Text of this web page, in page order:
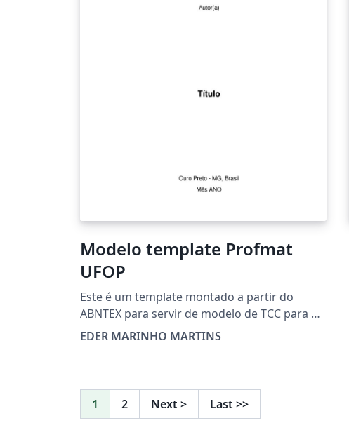
Modelo template Profmat
UFOP
Este é um template montado a partir do
ABNTEX para servir de modelo de TCC para o
Profmat UFOP. Naturalmente pode ser
EDER MARINHO MARTINS
1 2 Next > Last >>